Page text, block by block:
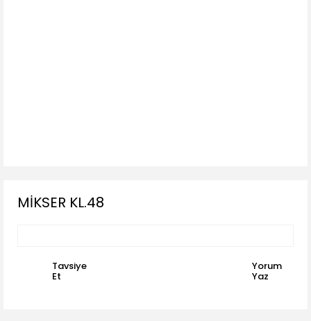
MİKSER KL.48
Tavsiye
Et
Yorum
Yaz